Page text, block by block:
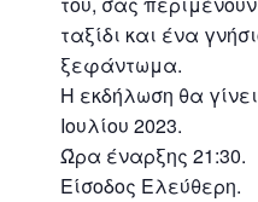
ταξίδι και ένα
ξεφάντωμα.
Η εκδήλωση θα
Ιουλίου 2023.
Ώρα έναρξης 21:30.
Είσοδος Ελεύθερη.